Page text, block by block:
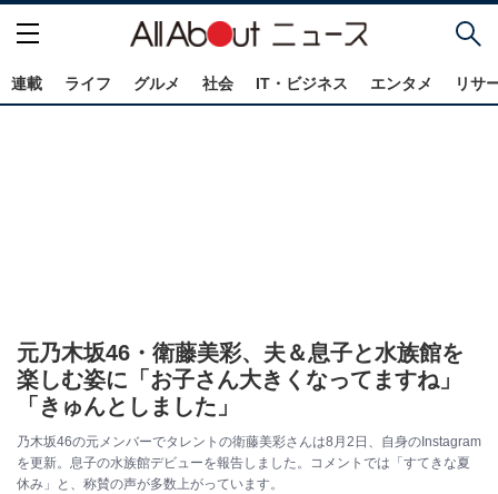
連載 ライフ グルメ 社会 IT・ビジネス エンタメ リサ
元乃木坂46・衛藤美彩、夫＆息子と水族館を
楽しむ姿に「お子さん大きくなってますね」
「きゅんとしました」
乃木坂46の元メンバーでタレントの衛藤美彩さんは8月2日、自身のInstagram
を更新。息子の水族館デビューを報告しました。コメントでは「すてきな夏
休み」と、称賛の声が多数上がっています。